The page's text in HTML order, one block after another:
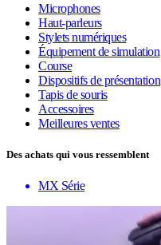
Microphones
Haut-parleurs
Stylets numériques
Équipement de simulation
Course
Dispositifs de présentation
Tapis de souris
Accessoires
Meilleures ventes
Des achats qui vous ressemblent
MX Série